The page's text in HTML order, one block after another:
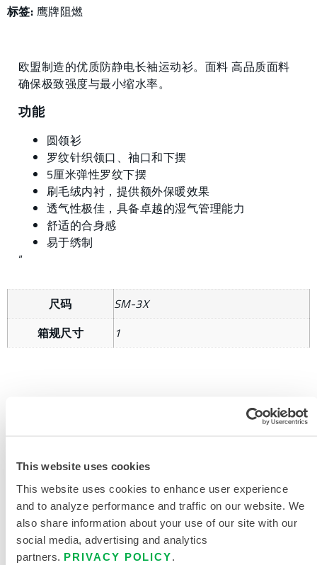
This website uses cookies
This website uses cookies to enhance user experience
and to analyze performance and traffic on our website. We
also share information about your use of our site with our
social media, advertising and analytics
partners. PRIVACY POLICY
标签: 鹰牌阻燃
欧盟制造的优质防静电长袖运动衫。面料 高品质面料
确保极致强度与最小缩水率。
功能
圆领衫
罗纹针织领口、袖口和下摆
5厘米弹性罗纹下摆
刷毛绒内衬，提供额外保暖效果
透气性极佳，具备卓越的湿气管理能力
舒适的合身感
易于绣制
“
尺码
SM-3X
箱规尺寸
1
产品资料